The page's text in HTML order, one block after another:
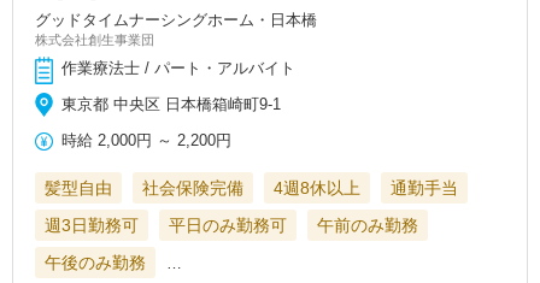
グッドタイムナーシングホーム・日本橋
株式会社創生事業団
作業療法士 / パート・アルバイト
東京都 中央区 日本橋箱崎町9-1
時給 2,000円 ～ 2,200円
髪型自由 社会保険完備 4週8休以上
通勤手当
週3日勤務可
平日のみ勤務可
午前のみ勤務
午後のみ勤務